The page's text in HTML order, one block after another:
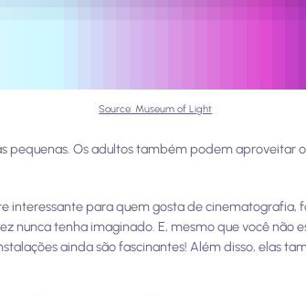
Source: Museum of Light
pequenas. Os adultos também podem aproveitar
interessante para quem gosta de cinematografia,
nunca tenha imaginado. E, mesmo que você não
ainda são fascinantes! Além disso, elas